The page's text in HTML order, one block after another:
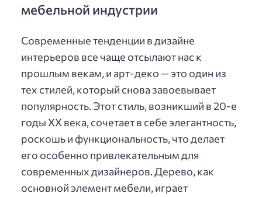
мебельной индустрии
Современные тенденции в дизайне
интерьеров все чаще отсылают нас к
прошлым векам, и арт-деко — это один из
тех стилей, который снова завоевывает
популярность. Этот стиль, возникший в 20-е
годы XX века, сочетает в себе элегантность,
роскошь и функциональность, что делает
его особенно привлекательным для
современных дизайнеров. Дерево, как
основной элемент мебели, играет